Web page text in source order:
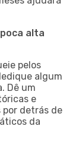
alta
pelos
algum
Dê um
e
detrás de
da